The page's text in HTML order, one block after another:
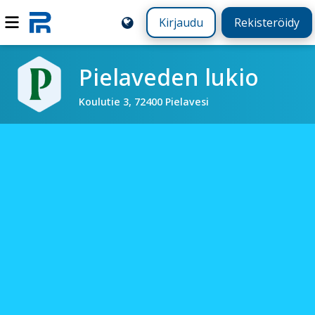
Kirjaudu Rekisteröidy
Pielaveden lukio
Koulutie 3, 72400 Pielavesi